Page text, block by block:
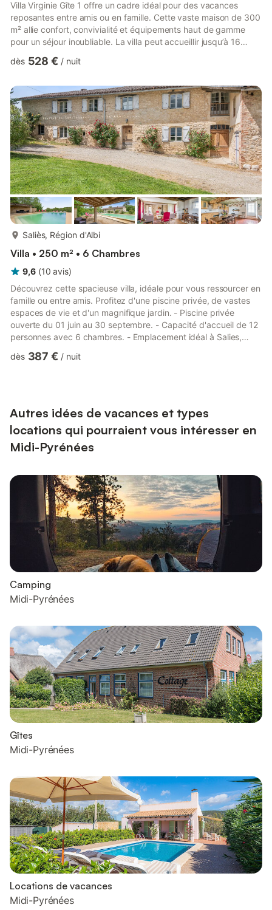
Villa Virginie Gîte 1 offre un cadre idéal pour des vacances
reposantes entre amis ou en famille. Cette vaste maison de 300
m² allie confort, convivialité et équipements haut de gamme
pour un séjour inoubliable. La villa peut accueillir jusqu’à 16
toilettes supplémentaires, réparties avec soin pour offrir à
entièrement équipée permettent de partager de bons moments
autour de repas conviviaux. Côté confort, vous profiter...
dès 528 € / nuit
Saliès, Région d'Albi
Villa • 250 m² • 6 Chambres
9,6 (10 avis)
Découvrez cette spacieuse villa, idéale pour vous ressourcer en
famille ou entre amis. Profitez d'une piscine privée, de vastes
espaces de vie et d'un magnifique jardin. - Piscine privée
ouverte du 01 juin au 30 septembre. - Capacité d'accueil de 12
personnes avec 6 chambres. - Emplacement idéal à Salies,
extérieur, accueillant, comprend une piscine privée ouverte du
dès 387 € / nuit
Autres idées de vacances et types
locations qui pourraient vous intéresser en
Midi-Pyrénées
Camping
Midi-Pyrénées
Gîtes
Midi-Pyrénées
Locations de vacances
Midi-Pyrénées